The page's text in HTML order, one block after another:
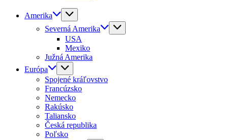
Amerika
Severná Amerika
USA
Mexiko
Južná Amerika
Európa
Spojené kráľovstvo
Francúzsko
Nemecko
Rakúsko
Taliansko
Česká republika
Poľsko